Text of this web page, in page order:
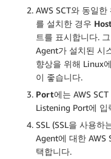
AWS SCT와 동일
를 설치한 경우
트를 표시합니다.
Agent가 설치된 시
향상을 위해 Linux
이 좋습니다.
Port에는 AWS
Listening Port에 입
SSL (SSL을 사용
Agent에 대한 AWS
택합니다.